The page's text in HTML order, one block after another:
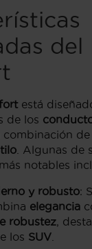
del
está
de los
combinación de
. Algunas de
notables
y robusto:
elegancia
robustez ,
los SUV